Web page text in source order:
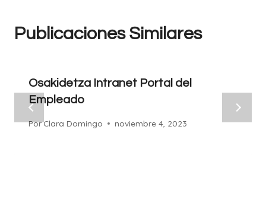
Publicaciones Similares
Osakidetza Intranet Portal del
Empleado
PorClara Domingo noviembre 4, 2023